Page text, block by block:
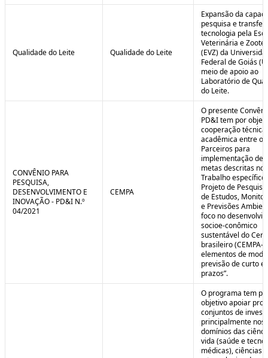
Qualidade do Leite Qualidade do Leite
Expansão da
pesquisa e
tecnologia pela
Veterinária e
(EVZ) da
Federal de Goiás
meio de apoio ao
Laboratório de
do Leite.
CONVÊNIO PARA
PESQUISA,
DESENVOLVIMENTO E
INOVAÇÃO - PD&I N.º
04/2021
CEMPA
O presente
PD&I tem por
cooperação técnica
acadêmica entre os
Parceiros para
implementação de
metas descritas no
Trabalho específico
Projeto de
de Estudos,
e Previsões
foco no
socioe-conômico
sustentável do
brasileiro (CEMPA-
elementos de
previsão de curto e
prazos”.
O programa tem
objetivo apoiar
conjuntos de
principalmente nos
domínios das
vida (saúde e
médicas), ciências